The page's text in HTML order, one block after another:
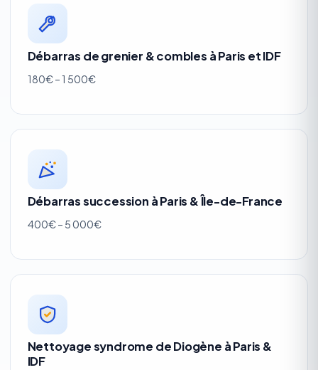
Débarras de grenier & combles à Paris et IDF
180€ – 1 500€
Débarras succession à Paris & Île-de-France
400€ – 5 000€
Nettoyage syndrome de Diogène à Paris &
IDF